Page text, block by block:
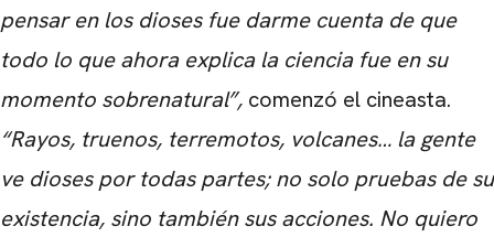
pensar en los dioses fue darme cuenta de que
todo lo que ahora explica la ciencia fue en su
momento sobrenatural”, comenzó el cineasta.
“Rayos, truenos, terremotos, volcanes… la gente
ve dioses por todas partes; no solo pruebas de su
existencia, sino también sus acciones. No quiero